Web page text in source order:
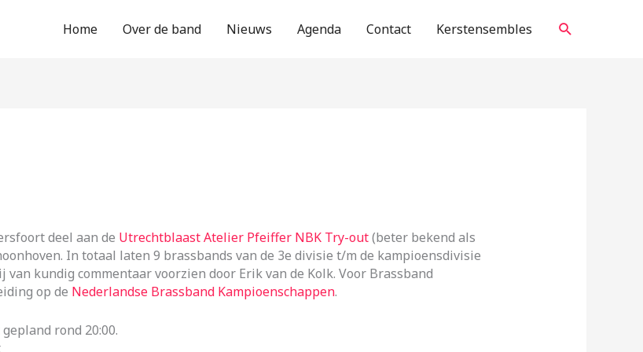
Home Over de band Nieuws Agenda Contact Kerstensembles Zoeken
deel aan de Utrechtblaast Atelier Pfeiffer NBK Try-out(beter bekend als
In totaal laten 9 brassbands van de 3e divisie t/m de kampioensdivisie
kundig commentaar voorzien door Erik van de Kolk. Voor Brassband
op de Nederlandse Brassband Kampioenschappen.
rond 20:00.